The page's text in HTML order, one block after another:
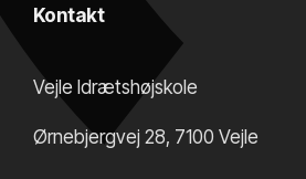
Kontakt
Vejle Idrætshøjskole
Ørnebjergvej 28, 7100 Vejle